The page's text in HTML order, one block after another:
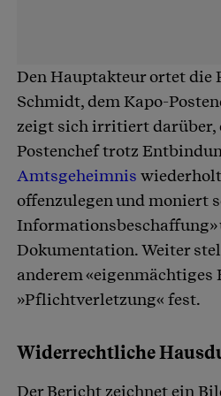
Den Hauptakteur ortet die
Schmidt, dem Kapo-
zeigt sich irritiert darüber,
Postenchef trotz
Amtsgeheimnis
offenzulegen und moniert
Informationsbeschaffung»
Dokumentation. Weiter
anderem «eigenmächtiges
»Pflichtverletzung« fest.
Widerrechtliche
Der Bericht zeichnet ein